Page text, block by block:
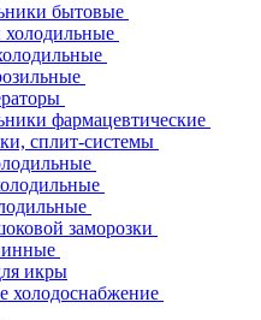
бытовые
фармацевтические
сплит-системы
заморозки
икры
холодоснабжение